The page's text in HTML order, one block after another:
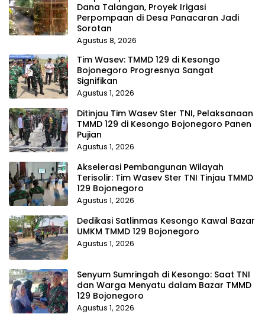
Dana Talangan, Proyek Irigasi
Perpompaan di Desa Panacaran Jadi
Sorotan
Agustus 8, 2026
Tim Wasev: TMMD 129 di Kesongo
Bojonegoro Progresnya Sangat
Signifikan
Agustus 1, 2026
Ditinjau Tim Wasev Ster TNI, Pelaksanaan
TMMD 129 di Kesongo Bojonegoro Panen
Pujian
Agustus 1, 2026
Akselerasi Pembangunan Wilayah
Terisolir: Tim Wasev Ster TNI Tinjau TMMD
129 Bojonegoro
Agustus 1, 2026
Dedikasi Satlinmas Kesongo Kawal Bazar
UMKM TMMD 129 Bojonegoro
Agustus 1, 2026
Senyum Sumringah di Kesongo: Saat TNI
dan Warga Menyatu dalam Bazar TMMD
129 Bojonegoro
Agustus 1, 2026